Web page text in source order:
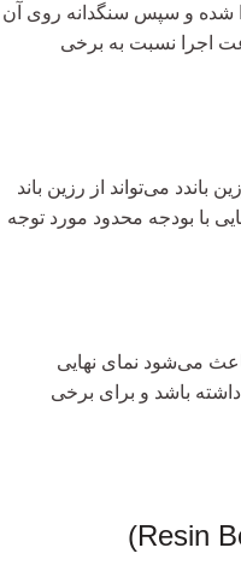
شده و سپس سنگدانه روی آن
اجرا نسبت به برخی
باندد می‌تواند از رزین باند
با بودجه محدود مورد توجه
می‌شود نمای نهایی
باشد و برای برخی